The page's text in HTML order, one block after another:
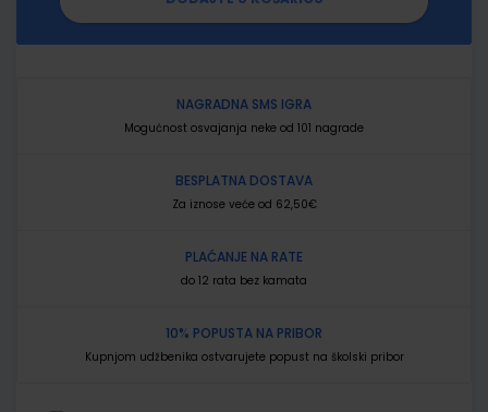
NAGRADNA SMS IGRA
Mogućnost osvajanja neke od 101 nagrade
BESPLATNA DOSTAVA
Za iznose veće od 62,50€
PLAĆANJE NA RATE
do 12 rata bez kamata
10% POPUSTA NA PRIBOR
Kupnjom udžbenika ostvarujete popust na školski pribor